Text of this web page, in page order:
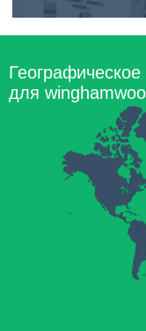
для